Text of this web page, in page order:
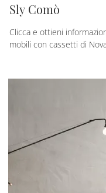
Sly Comò
Clicca e ottieni
mobili con cassetti di